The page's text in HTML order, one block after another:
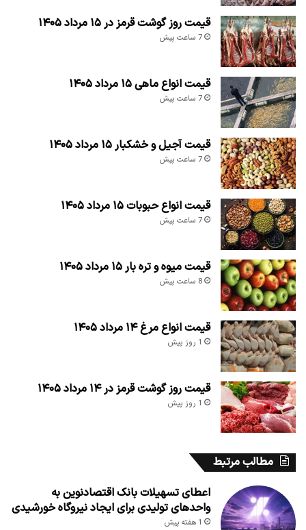
قیمت روز گوشت قرمز در ۱۵ مرداد ۱۴۰۵
7 ساعت پیش
قیمت انواع ماهی ۱۵ مرداد ۱۴۰۵
7 ساعت پیش
قیمت آجیل و خشکبار ۱۵ مرداد ۱۴۰۵
7 ساعت پیش
قیمت انواع حبوبات ۱۵ مرداد ۱۴۰۵
7 ساعت پیش
قیمت میوه و تره بار ۱۵ مرداد ۱۴۰۵
8 ساعت پیش
قیمت انواع مرغ ۱۴ مرداد ۱۴۰۵
1 روز پیش
قیمت روز گوشت قرمز در ۱۴ مرداد ۱۴۰۵
1 روز پیش
مطالب مرتبط
اعطای تسهیلات بانک اقتصادنوین به
واحدهای تولیدی برای ایجاد نیروگاه خورشیدی
1 هفته پیش